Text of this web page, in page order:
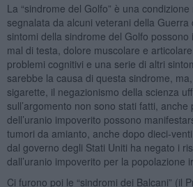
La “sindrome del Golfo” è una
segnalata da alcuni veterani della Guerra
sintomi della sindrome del Golfo possono
mal di testa, dolore muscolare e
problemi cognitivi e una serie di altri
sarebbe la causa di questa sindrome,
sigarette, il negazionismo della scienza
sull’argomento non sono stati fatti, anche
dell’uranio impoverito possono
tumori da amianto, anche dopo dieci-
dal governo degli Stati Uniti ha negato i
dall’uranio impoverito per la popolazione
Ci furono poi le “sindromi dei Balcani” (il